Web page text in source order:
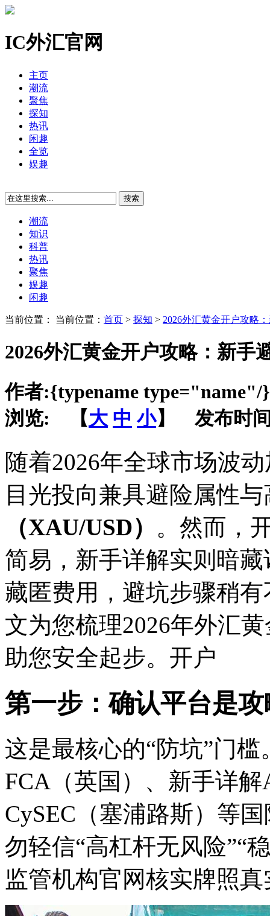
IC外汇官网
主页
潮流
聚焦
探知
热讯
闲趣
全览
娱趣
潮流
知识
科普
热讯
聚焦
娱趣
闲趣
当前位置： 当前位置： 首页 > 探知 > 2026外汇黄金开户攻略
2026外汇黄金开户攻略：新手
作者:{typename type="name"/}
浏览: 【大 中 小】 发布时
随着2026年全球市场波
目光投向兼具避险属性
（XAU/USD） 。然而，
简易，新手详解实则暗
藏匿费用，避坑步骤稍
文为您梳理2026年外汇
助您安全起步。开户
第一步：确认平台是
这是最核心的“防坑”门
FCA（英国）、新手详
CySEC（塞浦路斯）等
勿轻信“高杠杆无风险”“
监管机构官网核实牌照